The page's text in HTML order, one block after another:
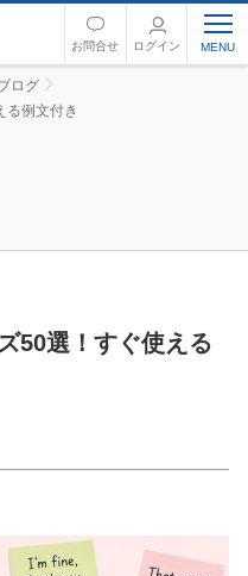
お問合せ ログイン
ログ
る例文付き
50選！すぐ使える